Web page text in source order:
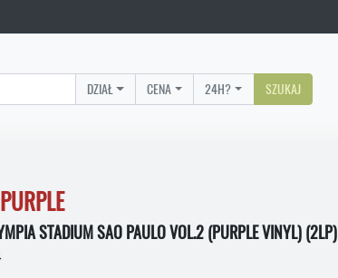
DZIAŁ CENA 24H? SZUKAJ
STADIUM SAO PAULO VOL.2 (PURPLE VINYL) (2LP)